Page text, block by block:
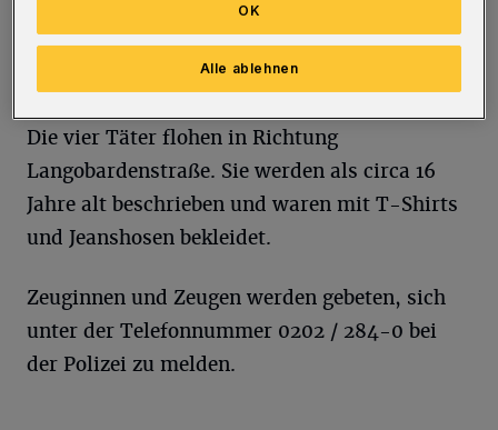
ihm mit einer Schusswaffe, woraufhin der
Jugendliche nachgab.
Die vier Täter flohen in Richtung
Langobardenstraße. Sie werden als circa 16
Jahre alt beschrieben und waren mit T-Shirts
und Jeanshosen bekleidet.
Zeuginnen und Zeugen werden gebeten, sich
unter der Telefonnummer 0202 / 284-0 bei
der Polizei zu melden.
Alle ablehnen
OK